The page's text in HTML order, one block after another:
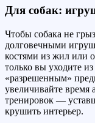
Для собак:
Чтобы собака не
долговечными
костями из жил или
только вы уходите
«разрешенным»
увеличивайте время
тренировок —
крушить интерьер.